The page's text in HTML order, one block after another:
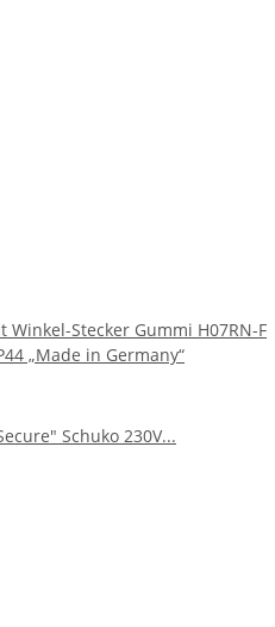
Stecker Gummi H07RN-F
„Made in Germany“